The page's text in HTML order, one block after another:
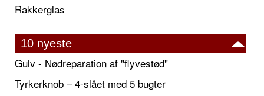
Rakkerglas
10 nyeste
Gulv - Nødreparation af "flyvestød"
Tyrkerknob – 4-slået med 5 bugter